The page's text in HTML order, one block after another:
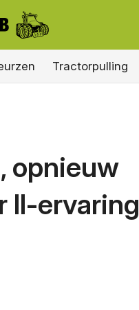
Tractorpulling
opnieuw
II-ervaring